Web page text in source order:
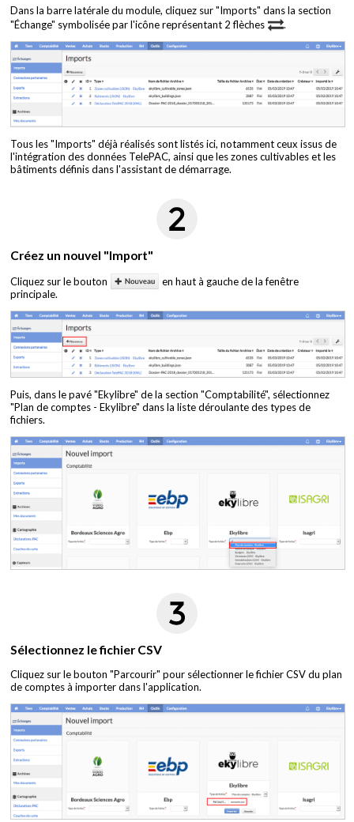
Dans la barre latérale du module, cliquez sur "Imports" dans la section
"Échange" symbolisée par l'icône représentant 2 flèches
.
Tous les "Imports" déjà réalisés sont listés ici, notamment ceux issus de
l'intégration des données TelePAC, ainsi que les zones cultivables et les
bâtiments définis dans l'assistant de démarrage.
Créez un nouvel "Import"
Cliquez sur le bouton
en haut à gauche de la fenêtre
principale.
Puis, dans le pavé "Ekylibre" de la section "Comptabilité", sélectionnez
"Plan de comptes - Ekylibre" dans la liste déroulante des types de
fichiers.
Sélectionnez le fichier CSV
Cliquez sur le bouton "Parcourir" pour sélectionner le fichier CSV du plan
de comptes à importer dans l'application.